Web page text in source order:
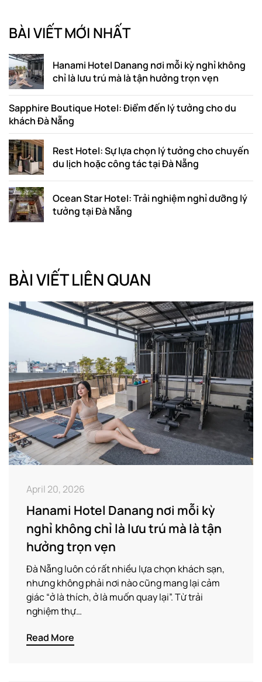
BÀI VIẾT MỚI NHẤT
Hanami Hotel Danang nơi mỗi kỳ nghỉ không
chỉ là lưu trú mà là tận hưởng trọn vẹn
Sapphire Boutique Hotel: Điểm đến lý tưởng cho du
khách Đà Nẵng
Rest Hotel: Sự lựa chọn lý tưởng cho chuyến
du lịch hoặc công tác tại Đà Nẵng
Ocean Star Hotel: Trải nghiệm nghỉ dưỡng lý
tưởng tại Đà Nẵng
BÀI VIẾT LIÊN QUAN
April 20, 2026
Hanami Hotel Danang nơi mỗi kỳ
nghỉ không chỉ là lưu trú mà là tận
hưởng trọn vẹn
Đà Nẵng luôn có rất nhiều lựa chọn khách sạn,
nhưng không phải nơi nào cũng mang lại cảm
giác “ở là thích, ở là muốn quay lại”. Từ trải
nghiệm thự…
Read More